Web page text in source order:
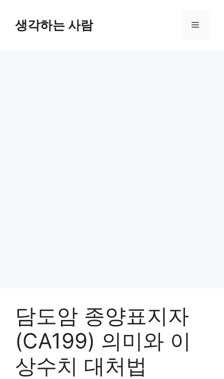
content생각하는 사람 Menu
담도암 종양표지자
(CA199) 의미와 이
상수치 대처법